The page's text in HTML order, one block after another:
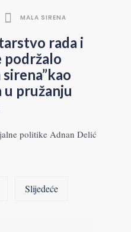
MALA SIRENA
rada i
podržalo
pružanju
politike Adnan Delić
Slijedeće